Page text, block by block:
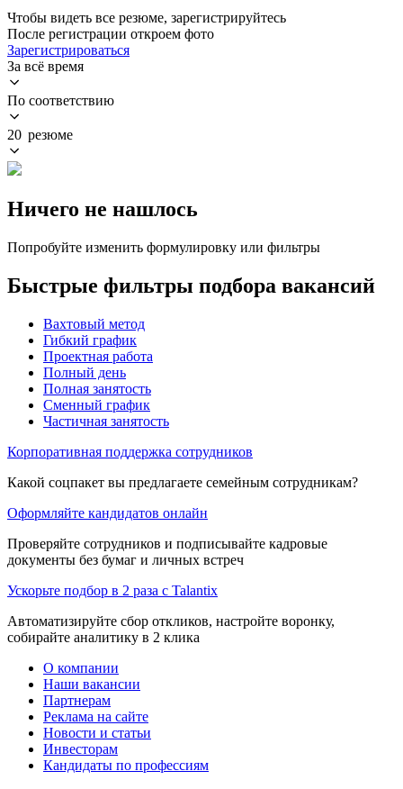
Чтобы видеть все резюме, зарегистрируйтесь
После регистрации откроем фото
Зарегистрироваться
За всё время
По соответствию
20 резюме
Ничего не нашлось
Попробуйте изменить формулировку или фильтры
Быстрые фильтры подбора вакансий
Вахтовый метод
Гибкий график
Проектная работа
Полный день
Полная занятость
Сменный график
Частичная занятость
Корпоративная поддержка сотрудников
Какой соцпакет вы предлагаете семейным сотрудникам?
Оформляйте кандидатов онлайн
Проверяйте сотрудников и подписывайте кадровые
документы без бумаг и личных встреч
Ускорьте подбор в 2 раза с Talantix
Автоматизируйте сбор откликов, настройте воронку,
собирайте аналитику в 2 клика
О компании
Наши вакансии
Партнерам
Реклама на сайте
Новости и статьи
Инвесторам
Кандидаты по профессиям